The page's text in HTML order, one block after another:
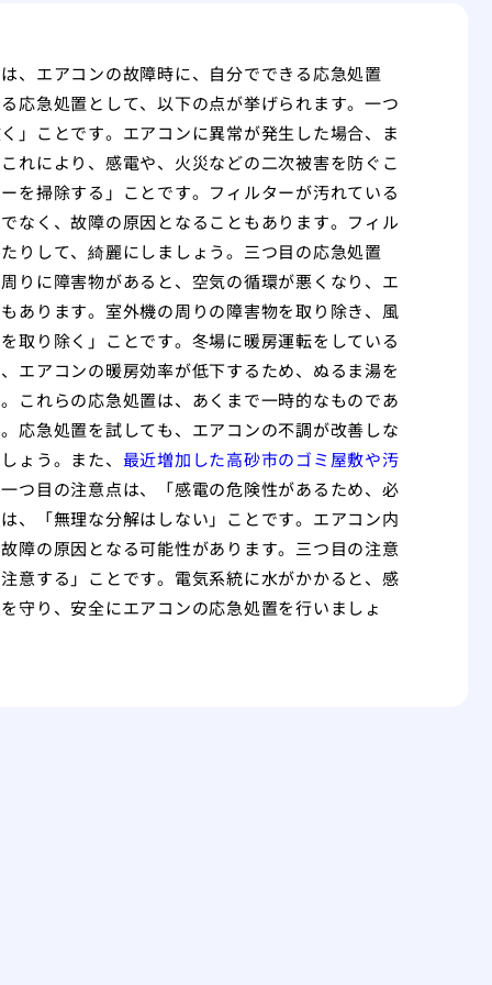
、エアコンの故障時に、自分でできる応急処置
応急処置として、以下の点が挙げられます。一つ
」ことです。エアコンに異常が発生した場合、ま
れにより、感電や、火災などの二次被害を防ぐこ
を掃除する」ことです。フィルターが汚れている
なく、故障の原因となることもあります。フィル
りして、綺麗にしましょう。三つ目の応急処置
りに障害物があると、空気の循環が悪くなり、エ
あります。室外機の周りの障害物を取り除き、風
取り除く」ことです。冬場に暖房運転をしている
エアコンの暖房効率が低下するため、ぬるま湯を
これらの応急処置は、あくまで一時的なものであ
応急処置を試しても、エアコンの不調が改善しな
ょう。また、 最近増加した高砂市のゴミ屋敷や汚
つ目の注意点は、「感電の危険性があるため、必
、「無理な分解はしない」ことです。エアコン内
障の原因となる可能性があります。三つ目の注意
意する」ことです。電気系統に水がかかると、感
守り、安全にエアコンの応急処置を行いましょ